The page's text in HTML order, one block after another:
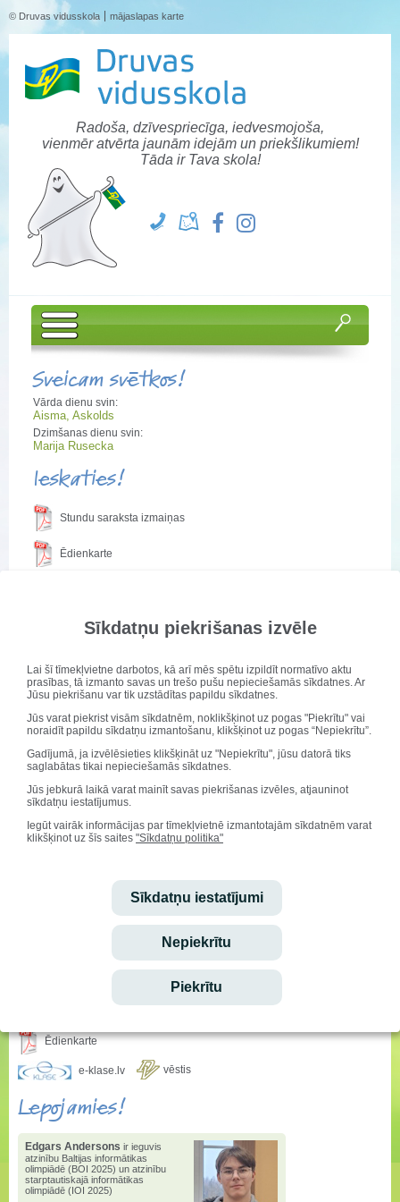
Sīkdatņu piekrišanas izvēle
Lai šī tīmekļvietne darbotos, kā arī mēs spētu izpildīt normatīvo aktu
prasības, tā izmanto savas un trešo pušu nepieciešamās sīkdatnes. Ar
Jūsu piekrišanu var tik uzstādītas papildu sīkdatnes.
Jūs varat piekrist visām sīkdatnēm, noklikšķinot uz pogas "Piekrītu" vai
noraidīt papildu sīkdatņu izmantošanu, klikšķinot uz pogas “Nepiekrītu”.
Gadījumā, ja izvēlēsieties klikšķināt uz "Nepiekrītu", jūsu datorā tiks
saglabātas tikai nepieciešamās sīkdatnes.
Jūs jebkurā laikā varat mainīt savas piekrišanas izvēles, atjauninot
sīkdatņu iestatījumus.
Iegūt vairāk informācijas par tīmekļvietnē izmantotajām sīkdatnēm varat
klikšķinot uz šīs saites "Sīkdatņu politika"
Sīkdatņu iestatījumi
Nepiekrītu
Piekrītu
© Druvas vidusskola mājaslapas karte
Radoša, dzīvespriecīga, iedvesmojoša,
vienmēr atvērta jaunām idejām un priekšlikumiem!
Tāda ir Tava skola!
Sveicam svētkos!
Vārda dienu svin:
Aisma, Askolds
Dzimšanas dienu svin:
Marija Rusecka
Ieskaties!
Stundu saraksta izmaiņas
Ēdienkarte
Stundu saraksta izmaiņas
Ēdienkarte
e-klase.lv vēstis
Lepojamies!
Edgars Andersons ir ieguvis
atzinību Baltijas informātikas
olimpiādē (BOI 2025) un atzinību
starptautiskajā informātikas
olimpiādē (IOI 2025)